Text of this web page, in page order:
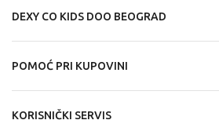
DEXY CO KIDS DOO BEOGRAD
POMOĆ PRI KUPOVINI
KORISNIČKI SERVIS